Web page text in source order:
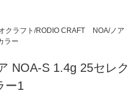
クラフト/RODIO CRAFT
NOA/ノア
ラー
NOA-S 1.4g 25セレク
ー1